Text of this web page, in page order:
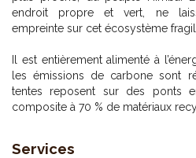
endroit propre et vert, ne
empreinte sur cet écosystème
Il est entièrement alimenté à
les émissions de carbone sont
tentes reposent sur des ponts
composite à 70 % de matériaux
Services